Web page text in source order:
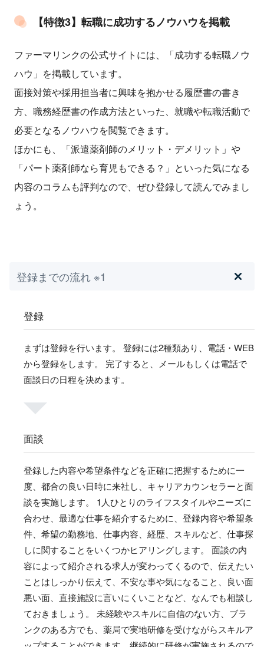
【特徴3】転職に成功するノウハウを掲載
ファーマリンクの公式サイトには、「成功する転職ノウ
ハウ」を掲載しています。
面接対策や採用担当者に興味を抱かせる履歴書の書き
方、職務経歴書の作成方法といった、就職や転職活動で
必要となるノウハウを閲覧できます。
ほかにも、「派遣薬剤師のメリット・デメリット」や
「パート薬剤師なら育児もできる？」といった気になる
内容のコラムも評判なので、ぜひ登録して読んでみまし
ょう。
登録までの流れ ※1
登録
まずは登録を行います。 登録には2種類あり、電話・WEB
から登録をします。 完了すると、メールもしくは電話で
面談日の日程を決めます。
面談
登録した内容や希望条件などを正確に把握するために一
度、都合の良い日時に来社し、キャリアカウンセラーと面
談を実施します。 1人ひとりのライフスタイルやニーズに
合わせ、最適な仕事を紹介するために、登録内容や希望条
件、希望の勤務地、仕事内容、経歴、スキルなど、仕事探
しに関することをいくつかヒアリングします。 面談の内
容によって紹介される求人が変わってくるので、伝えたい
ことはしっかり伝えて、不安な事や気になること、良い面
悪い面、直接施設に言いにくいことなど、なんでも相談し
ておきましょう。 未経験やスキルに自信のない方、ブラ
ンクのある方でも、薬局で実地研修を受けながらスキルア